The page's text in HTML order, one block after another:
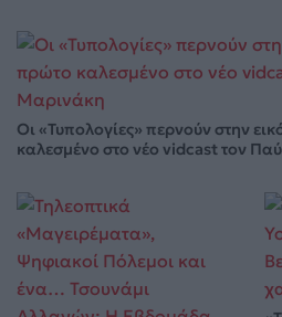
Οι «Τυπολογίες» περνούν στην
καλεσμένο στο νέο vidcast τον